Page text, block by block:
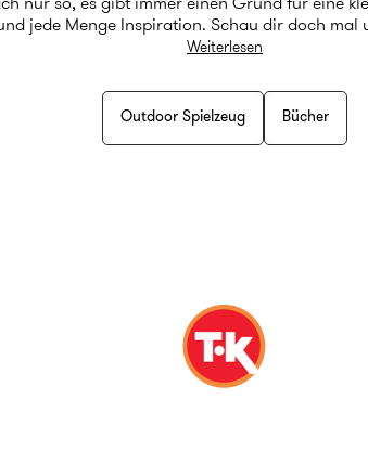
nur so, es gibt immer einen Grund für eine
jede Menge Inspiration. Schau dir doch mal
Panik. Und wenn du schon dabei bist, verpass
Weiterlesen
Outdoor Spielzeug Bücher